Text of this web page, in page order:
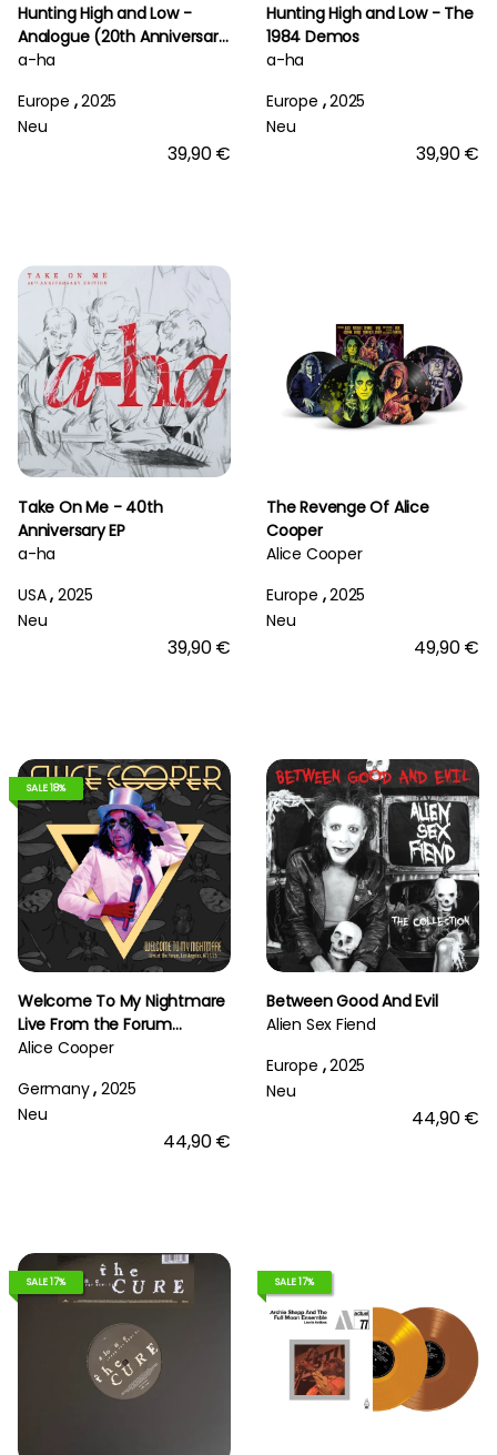
Hunting High and Low -
Analogue (20th Anniversary
Deluxe Edition)
a-ha
Europe ,2025
Neu
39,90 €
Hunting High and Low - The
1984 Demos
a-ha
Europe ,2025
Neu
39,90 €
Take On Me - 40th
Anniversary EP
a-ha
USA, 2025
Neu
39,90 €
The Revenge Of Alice
Cooper
Alice Cooper
Europe ,2025
Neu
49,90 €
SALE 18%
Welcome To My Nightmare
Live From the Forum
6/17/75
Alice Cooper
Germany, 2025
Neu
44,90 €
Between Good And Evil
Alien Sex Fiend
Europe ,2025
Neu
44,90 €
SALE 17% SALE 17%